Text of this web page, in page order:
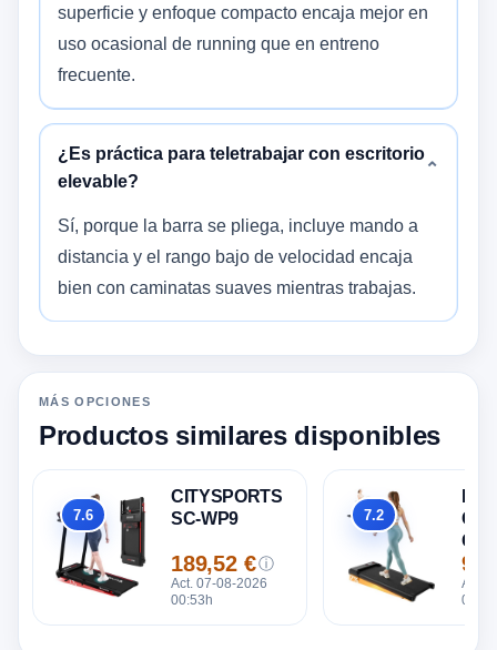
superficie y enfoque compacto encaja mejor en
uso ocasional de running que en entreno
frecuente.
¿Es práctica para teletrabajar con escritorio
elevable?
⌄
Sí, porque la barra se pliega, incluye mando a
distancia y el rango bajo de velocidad encaja
bien con caminatas suaves mientras trabajas.
MÁS OPCIONES
Productos similares disponibles
Global
7.6
CITYSPORTS
SC-WP9
Precio
189,52 € ⓘ
Act. 07-08-2026
00:53h
Global
7.2
con
Act.